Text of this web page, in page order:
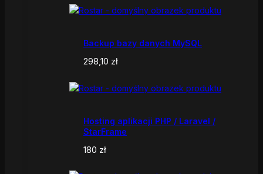
Backup bazy danych MySQL
298,10 zł
Hosting aplikacji PHP / Laravel /
StarFrame
180 zł